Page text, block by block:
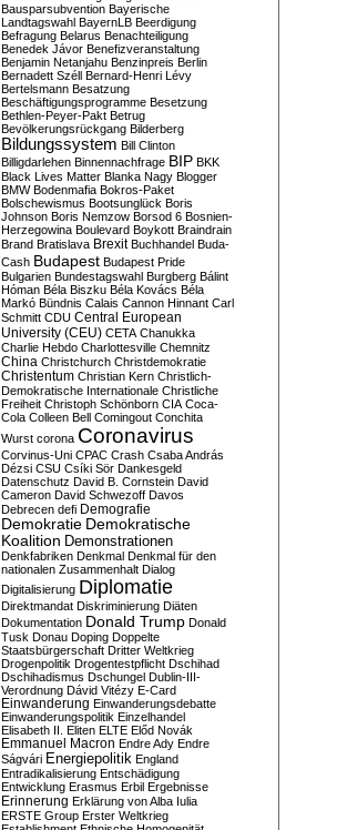
Bausparsubvention Bayerische
Landtagswahl BayernLB Beerdigung
Befragung Belarus Benachteiligung
Benedek Jávor Benefizveranstaltung
Benjamin Netanjahu Benzinpreis Berlin
Bernadett Széll Bernard-Henri Lévy
Bertelsmann Besatzung
Beschäftigungsprogramme Besetzung
Bethlen-Peyer-Pakt Betrug
Bevölkerungsrückgang Bilderberg
Bildungssystem Bill Clinton
Billigdarlehen Binnennachfrage BIP BKK
Black Lives Matter Blanka Nagy Blogger
BMW Bodenmafia Bokros-Paket
Bolschewismus Bootsunglück Boris
Johnson Boris Nemzow Borsod 6 Bosnien-
Herzegowina Boulevard Boykott Braindrain
Brand Bratislava Brexit Buchhandel Buda-
Cash Budapest Budapest Pride
Bulgarien Bundestagswahl Burgberg Bálint
Hóman Béla Biszku Béla Kovács Béla
Markó Bündnis Calais Cannon Hinnant Carl
Schmitt CDU Central European
University (CEU) CETA Chanukka
Charlie Hebdo Charlottesville Chemnitz
China Christchurch Christdemokratie
Christentum Christian Kern Christlich-
Demokratische Internationale Christliche
Freiheit Christoph Schönborn CIA Coca-
Cola Colleen Bell Comingout Conchita
Wurst corona Coronavirus
Corvinus-Uni CPAC Crash Csaba András
Dézsi CSU Csíki Sör Dankesgeld
Datenschutz David B. Cornstein David
Cameron David Schwezoff Davos
Debrecen defi Demografie
Demokratie Demokratische
Koalition Demonstrationen
Denkfabriken Denkmal Denkmal für den
nationalen Zusammenhalt Dialog
Digitalisierung Diplomatie
Direktmandat Diskriminierung Diäten
Dokumentation Donald Trump Donald
Tusk Donau Doping Doppelte
Staatsbürgerschaft Dritter Weltkrieg
Drogenpolitik Drogentestpflicht Dschihad
Dschihadismus Dschungel Dublin-III-
Verordnung Dávid Vitézy E-Card
Einwanderung Einwanderungsdebatte
Einwanderungspolitik Einzelhandel
Elisabeth II. Eliten ELTE Előd Novák
Emmanuel Macron Endre Ady Endre
Ságvári Energiepolitik England
Entradikalisierung Entschädigung
Entwicklung Erasmus Erbil Ergebnisse
Erinnerung Erklärung von Alba Iulia
ERSTE Group Erster Weltkrieg